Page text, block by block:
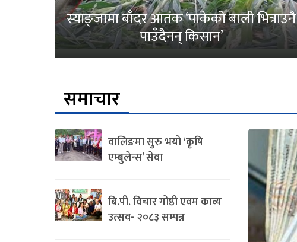
स्याङ्जामा बाँदर आतंक ‘पाकेको बाली भित्राउनै
पाउँदैनन् किसान’
समाचार
वालिङमा सुरु भयो ‘कृषि
एम्बुलेन्स’ सेवा
बि.पी. विचार गोष्ठी एवम काव्य
उत्सव- २०८३ सम्पन्न